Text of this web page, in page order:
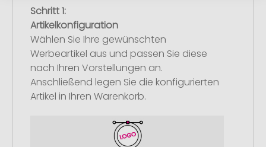
Schritt 1:
Artikelkonfiguration
Wählen Sie Ihre gewünschten
Werbeartikel aus und passen Sie diese
nach Ihren Vorstellungen an.
Anschließend legen Sie die konfigurierten
Artikel in Ihren Warenkorb.